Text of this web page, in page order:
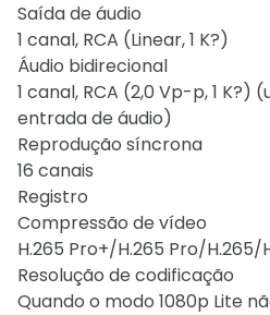
Saída de áudio
1 canal, RCA (Linear, 1 K?)
Áudio bidirecional
1 canal, RCA (2,0 Vp-p, 1 K?)
entrada de áudio)
Reprodução síncrona
16 canais
Registro
Compressão de vídeo
H.265 Pro+/H.265 Pro/H.265/
Resolução de codificação
Quando o modo 1080p Lite